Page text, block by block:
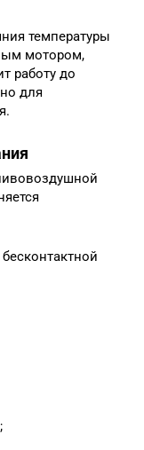
температуры
мотором,
работу до
для